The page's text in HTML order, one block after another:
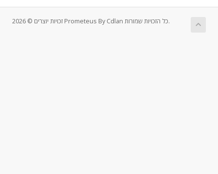
זכויות יוצרים © 2026 Prometeus By Cdlan כל הזכויות שמורות.